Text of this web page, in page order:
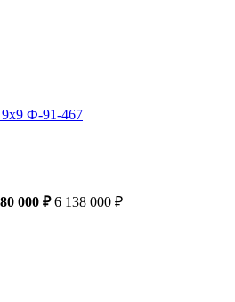
Ф-91-467
000 ₽ 6 138 000 ₽